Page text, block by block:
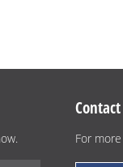
Contact
For